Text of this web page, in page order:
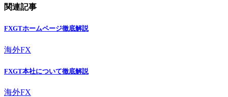
関連記事
FXGTホームページ徹底解説
海外FX
FXGT本社について徹底解説
海外FX